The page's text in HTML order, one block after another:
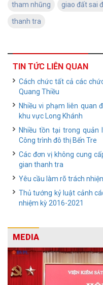
tham nhũng giao đất sai
thanh tra
TIN TỨC LIÊN QUAN
Cách chức tất cả các
Quang Thiều
Nhiều vi phạm liên quan
khu vực Long Khánh
Nhiều tồn tại trong quản
Công trình đô thị Bến Tre
Các đơn vị không cung
gian thanh tra
Yêu cầu làm rõ trách
Thủ tướng kỷ luật cảnh
nhiệm kỳ 2016-2021
MEDIA